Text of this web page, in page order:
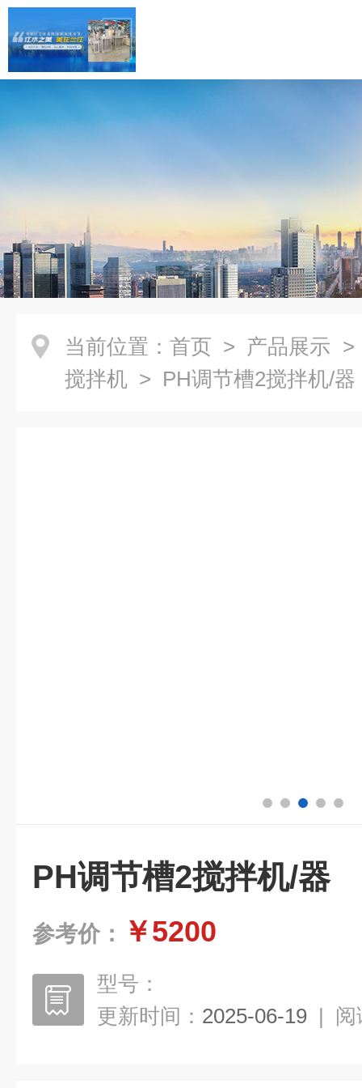
当前位置： 首页 > 产品展示
搅拌机 > PH调节槽2搅拌机/器
PH调节槽2搅拌机/器
参考价： ￥5200
型号：
更新时间： 2025-06-19 | 阅